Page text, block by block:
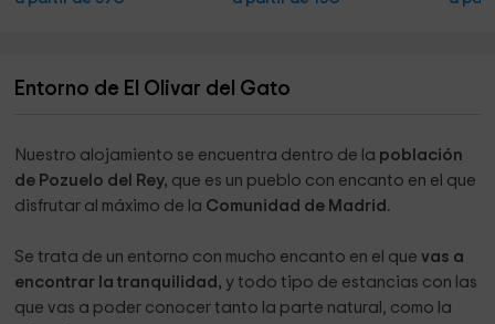
Entorno de El Olivar del Gato
Nuestro alojamiento se encuentra dentro de la población
de Pozuelo del Rey, que es un pueblo con encanto en el que
disfrutar al máximo de la Comunidad de Madrid.
Se trata de un entorno con mucho encanto en el que vas a
encontrar la tranquilidad, y todo tipo de estancias con las
que vas a poder conocer tanto la parte natural, como la